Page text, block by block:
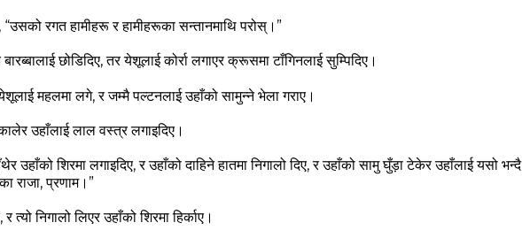
रगत हामीहरू र हामीहरूका सन्‍तानमाथि परोस्‌।”
छोडिदिए, तर येशूलाई कोर्रा लगाएर क्रूसमा टाँगिनलाई सुम्‍पिदिए।
महलमा लगे, र जम्‍मै पल्‍टनलाई उहाँको सामुन्‍ने भेला गराए।
उहाँलाई लाल वस्‍त्र लगाइदिए।
उहाँको शिरमा लगाइदिए, र उहाँको दाहिने हातमा निगालो दिए, र उहाँको सामु घुँड़ा टेकेर उहाँलाई यसो भन्‍दै
राजा, प्रणाम।”
निगालो लिएर उहाँको शिरमा हिर्काए।